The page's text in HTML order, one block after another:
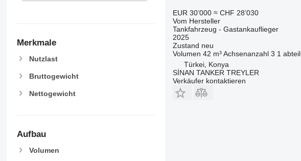
Merkmale
Nutzlast
Bruttogewicht
Nettogewicht
Aufbau
Volumen
EUR 30’000 ≈ CHF 28’030
Vom Hersteller
Tankfahrzeug - Gastankauflieger
2025
Zustand neu
Volumen 42 m³ Achsenanzahl 3 1 abteil
Türkei, Konya
SİNAN TANKER TREYLER
Verkäufer kontaktieren